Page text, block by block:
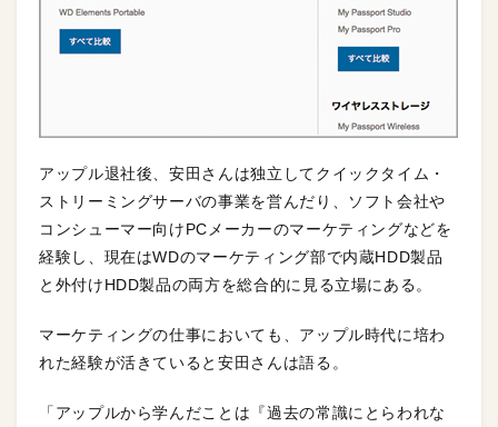
アップル退社後、安田さんは独立してクイックタイム・
ストリーミングサーバの事業を営んだり、ソフト会社や
コンシューマー向けPCメーカーのマーケティングなどを
経験し、現在はWDのマーケティング部で内蔵HDD製品
と外付けHDD製品の両方を総合的に見る立場にある。
マーケティングの仕事においても、アップル時代に培わ
れた経験が活きていると安田さんは語る。
「アップルから学んだことは『過去の常識にとらわれな